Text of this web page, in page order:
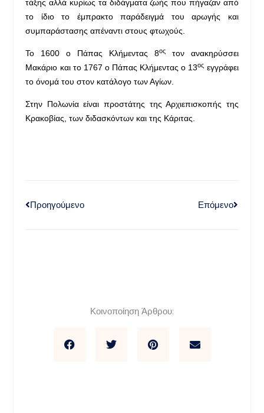
τάξης αλλά κυρίως τα διδάγματα ζωής που πήγαζαν από
το ίδιο το έμπρακτο παράδειγμά του αρωγής και
συμπαράστασης απέναντι στους φτωχούς.
Το 1600 ο Πάπας Κλήμεντας 8οςτον ανακηρύσσει
Μακάριο και το 1767 ο Πάπας Κλήμεντας ο 13ος εγγράφει
το όνομά του στον κατάλογο των Αγίων.
Στην Πολωνία είναι προστάτης της Αρχιεπισκοπής της
Κρακοβίας, των διδασκόντων και της Κάριτας.
Προηγούμενο Επόμενο
Κοινοποίηση Άρθρου: